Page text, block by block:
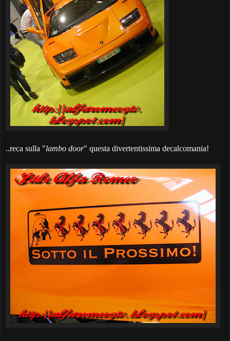
..reca sulla "lambo door" questa divertentissima decalcomania!